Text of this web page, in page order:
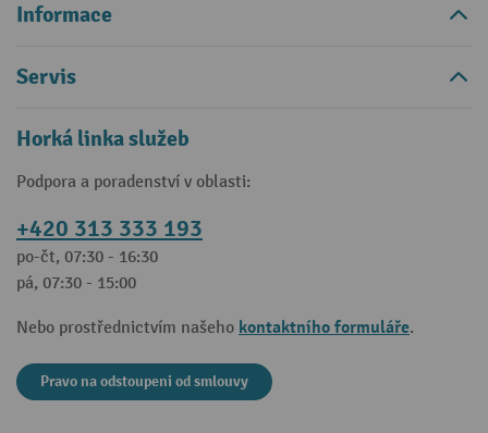
Informace
Servis
Horká linka služeb
Podpora a poradenství v oblasti:
+420 313 333 193
po-čt, 07:30 - 16:30
pá, 07:30 - 15:00
Nebo prostřednictvím našeho kontaktního formuláře.
Pravo na odstoupeni od smlouvy